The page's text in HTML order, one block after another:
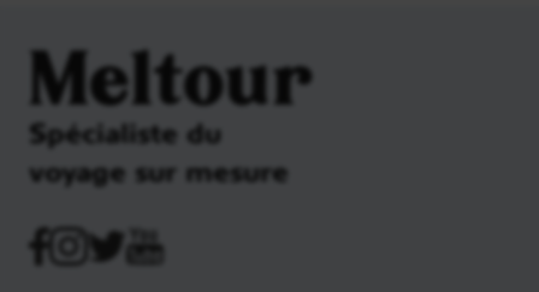
Meltour
Spécialiste du
voyage sur mesure